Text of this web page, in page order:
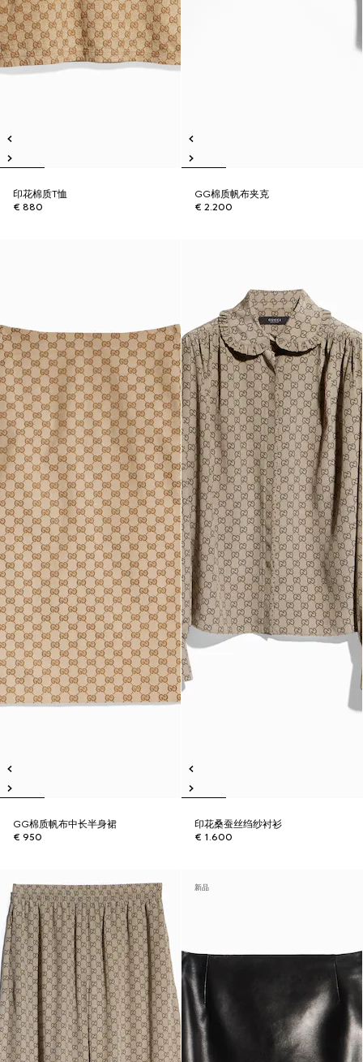
印花棉质T恤
€ 880
GG棉质帆布夹克
€ 2.200
GG棉质帆布中长半身裙
€ 950
印花桑蚕丝绉纱衬衫
€ 1.600
新品